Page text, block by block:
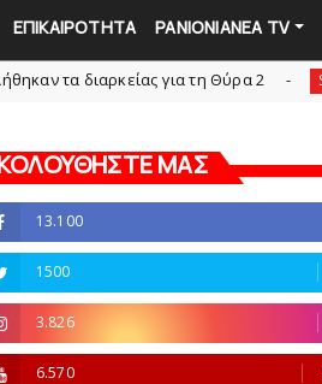
ΕΠΙΚΑΙΡΟΤΗΤΑ PANIONIANEA TV
για τη Θύρα 2 SUPERLEAGUE2
ΜΑΣ
13.100
1500
3.826
6.570